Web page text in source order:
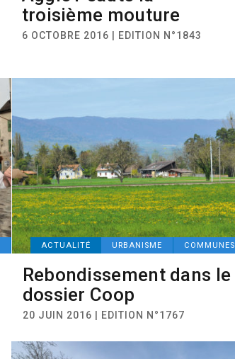
troisième mouture
6 OCTOBRE 2016 | EDITION N°1843
ACTUALITÉ URBANISME COMMUNES
Rebondissement dans le
dossier Coop
20 JUIN 2016 | EDITION N°1767